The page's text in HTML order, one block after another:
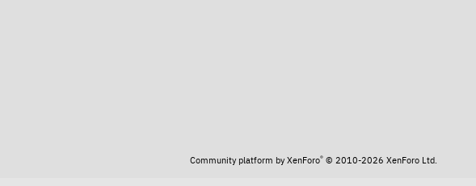
Community platform by XenForo® © 2010-2026 XenForo Ltd.